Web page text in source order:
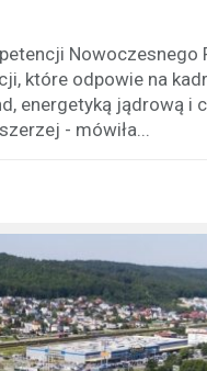
Nowoczesnego
które odpowie na
energetyką jądrową i
- mówiła...